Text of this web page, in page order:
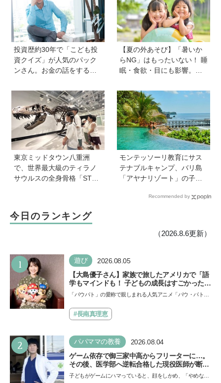
投資歴約30年で「こども投
資クイズ」が人気のパック
ンさん。お金の話をするの
どもも正しい節約、投資方
法を知ってほしい
【夏の外あそび】「暑いか
らNG」はもったいない！ 睡
眠・食欲・目にも影響。専
トと、猛暑日の室内あそび
の工夫
東京ミッドタウン八重洲
で、世界最大級のティラノ
サウルスの全身骨格「STA
モンテッソーリ教育にサス
テナブルキャンプ、バリ島
「アヤナリゾート」の子ど
すぎる！ 家族でおすすめの
Recommended by
今日のランキング
（2026.8.6更新）
1 遊び 2026.08.05
【大島優子さん】家族で旅したアメリカで「語
学もマインドも！ 子どもの成長はすごかった」
声優をつとめた映画『パウ・パトロール ザ・ダ
できると子どもに知ってほしい
「パウパト」の愛称で親しまれる人気アニメ「パウ・パトロ
ザ…
#長南真理恵
2 パパママの教養 2026.08.04
ゲーム依存で御三家中高からフリーターに…。
その後、医学部へ逆転合格した現役医師が断言
「ゲームの経験が受験勉強に役立った」そう考
子どもがゲームにハマっていると、顔をしかめ、「やめなさ